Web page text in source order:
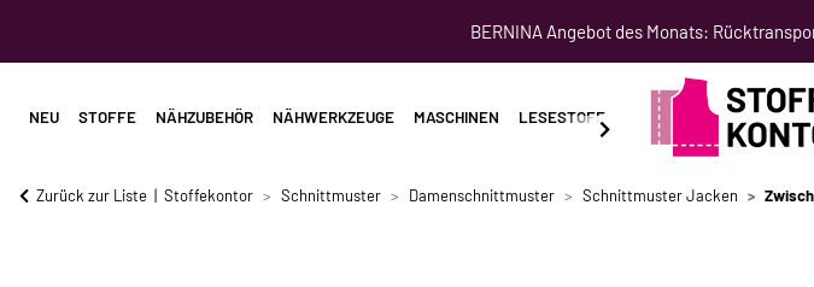
BERNINA Angebot des Monats:
NEU STOFFE NÄHZUBEHÖR NÄHWERKZEUGE MASCHINEN LESESTOFF SCHNITTMUSTER
Zurück zur Liste Stoffekontor Schnittmuster Damenschnittmuster Schnittmuster Jacken